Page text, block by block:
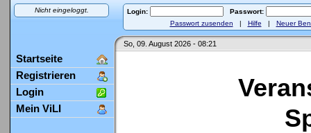
Nicht eingeloggt. Login:
Passwort:
Passwort zusenden | Hilfe | Neuer
So, 09. August 2026 - 08:21
Startseite
Registrieren
Login
Mein ViLI